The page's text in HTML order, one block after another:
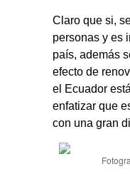
Claro que si,
personas y es
país, además
efecto de
el Ecuador
enfatizar que
con una gran